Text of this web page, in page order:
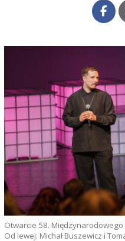
Otwarcie 58.
Od lewej: Michał Buszewicz i